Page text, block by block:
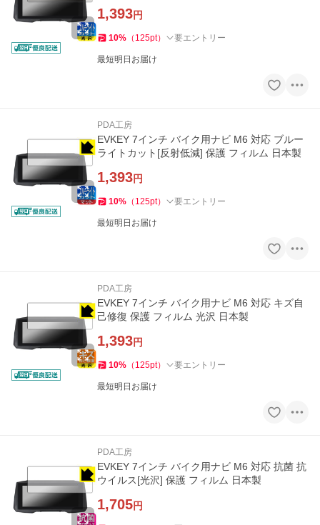
1,393円
10% （ 125pt） 要エントリー
最短明日お届け
PDA工房
EVKEY 7インチ バイク用ナビ M6 対応 ブルー
ライトカット[反射低減] 保護 フィルム 日本製
1,393円
10% （ 125pt） 要エントリー
最短明日お届け
PDA工房
EVKEY 7インチ バイク用ナビ M6 対応 キズ自
己修復 保護 フィルム 光沢 日本製
1,393円
10% （ 125pt） 要エントリー
最短明日お届け
PDA工房
EVKEY 7インチ バイク用ナビ M6 対応 抗菌 抗
ウイルス[光沢] 保護 フィルム 日本製
1,705円